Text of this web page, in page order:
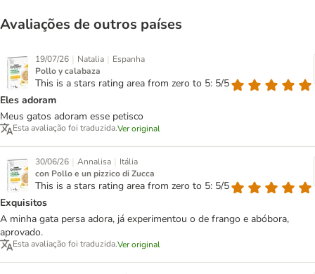
Avaliações de outros países
19/07/26 | Natalia | Espanha
Pollo y calabaza
This is a stars rating area from zero to 5: 5/5
Eles adoram
Meus gatos adoram esse petisco
Esta avaliação foi traduzida.Ver original
30/06/26 | Annalisa | Itália
con Pollo e un pizzico di Zucca
This is a stars rating area from zero to 5: 5/5
Exquisitos
A minha gata persa adora, já experimentou o de frango e abóbora,
aprovado.
Esta avaliação foi traduzida.Ver original